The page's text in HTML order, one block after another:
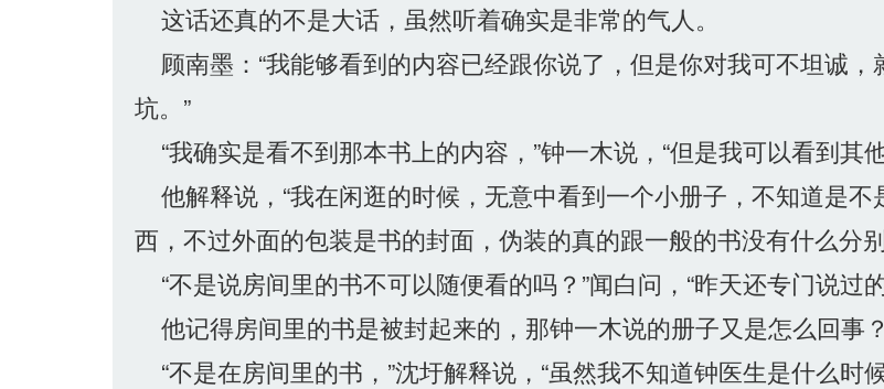
这话还真的不是大话，虽然听着确实是非常的气人。
顾南墨：“我能够看到的内容已经跟你说了，但是你对我可不坦诚
坑。”
“我确实是看不到那本书上的内容，”钟一木说，“但是我可以看到其
他解释说，“我在闲逛的时候，无意中看到一个小册子，不知道是
西，不过外面的包装是书的封面，伪装的真的跟一般的书没有什么分
“不是说房间里的书不可以随便看的吗？”闻白问，“昨天还专门说过
他记得房间里的书是被封起来的，那钟一木说的册子又是怎么回事？
“不是在房间里的书，”沈圩解释说，“虽然我不知道钟医生是什么时